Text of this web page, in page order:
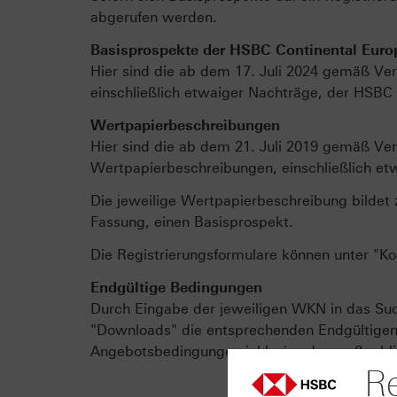
abgerufen werden.
Basisprospekte der HSBC Continental
Hier sind die ab dem 17. Juli 2024 gemäß
einschließlich etwaiger Nachträge, der
Wertpapierbeschreibungen
Hier sind die ab dem 21. Juli 2019 gemäß
Wertpapierbeschreibungen, einschließlich
Die jeweilige Wertpapierbeschreibung bildet
Fassung, einen Basisprospekt.
Die Registrierungsformulare können unter
Endgültige Bedingungen
Durch Eingabe der jeweiligen WKN in das
"Downloads" die entsprechenden
Angebotsbedingungen inklusive der